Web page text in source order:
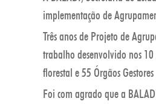
implementação de
Três anos de Projeto de
trabalho desenvolvido nos
florestal e 55 Órgãos
Foi com agrado que a